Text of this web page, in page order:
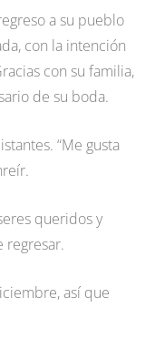
a su pueblo
con la intención
con su familia,
de su boda.
“Me gusta
queridos y
regresar.
así que